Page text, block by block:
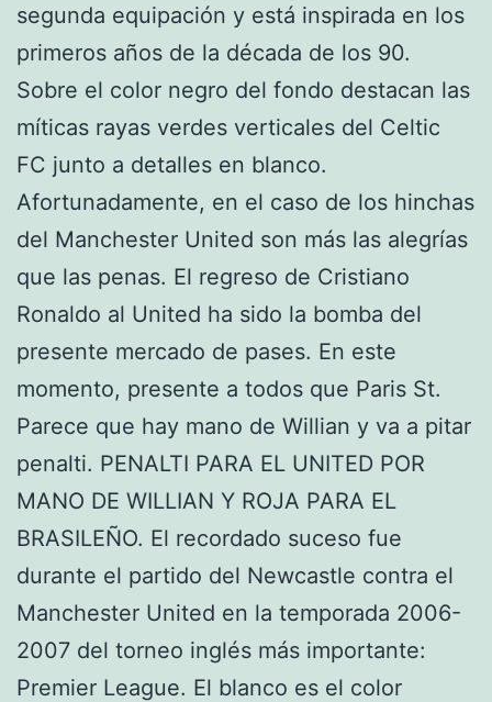
segunda equipación y está inspirada en los
primeros años de la década de los 90.
Sobre el color negro del fondo destacan las
míticas rayas verdes verticales del Celtic
FC junto a detalles en blanco.
Afortunadamente, en el caso de los hinchas
del Manchester United son más las alegrías
que las penas. El regreso de Cristiano
Ronaldo al United ha sido la bomba del
presente mercado de pases. En este
momento, presente a todos que Paris St.
Parece que hay mano de Willian y va a pitar
penalti. PENALTI PARA EL UNITED POR
MANO DE WILLIAN Y ROJA PARA EL
BRASILEÑO. El recordado suceso fue
durante el partido del Newcastle contra el
Manchester United en la temporada 2006-
2007 del torneo inglés más importante:
Premier League. El blanco es el color